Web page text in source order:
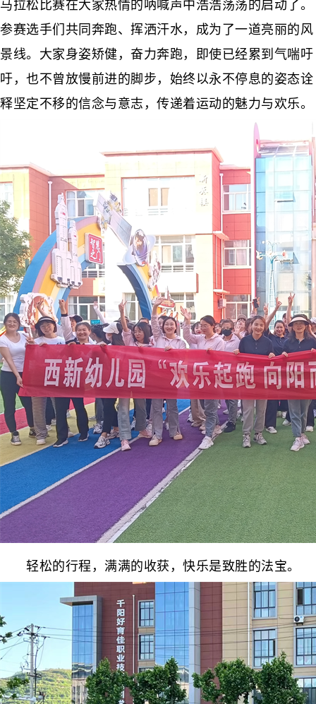
马拉松比赛在大家热情的呐喊声中浩浩荡荡的启动了。
参赛选手们共同奔跑、挥洒汗水，成为了一道亮丽的风
景线。大家身姿矫健，奋力奔跑，即使已经累到气喘吁
吁，也不曾放慢前进的脚步，始终以永不停息的姿态诠
释坚定不移的信念与意志，传递着运动的魅力与欢乐。
轻松的行程，满满的收获，快乐是致胜的法宝。